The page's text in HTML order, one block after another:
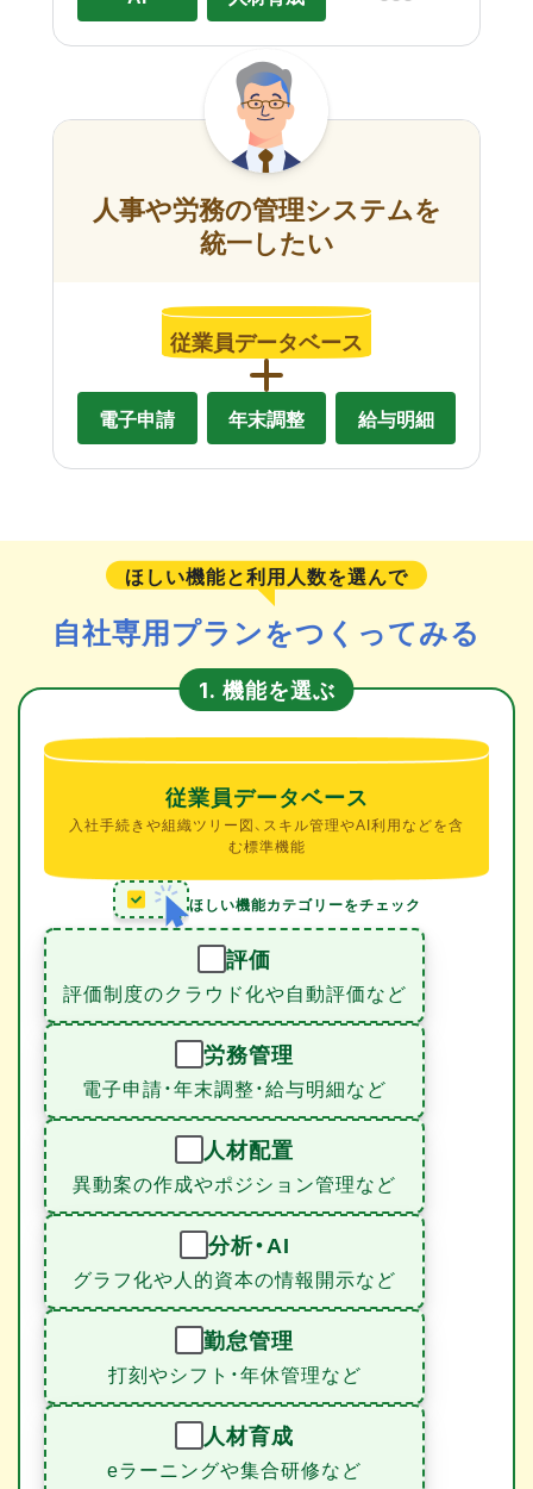
人事や労務の管理システムを
統一したい
従業員データベース
電子申請 年末調整 給与明細
ほしい機能と利用人数を選んで
自社専用プランをつくってみる
1. 機能を選ぶ
従業員データベース
入社手続きや組織ツリー図、スキル管理やAI利用などを含
む標準機能
ほしい機能カテゴリーをチェック
評価
評価制度のクラウド化や自動評価など
労務管理
電子申請・年末調整・給与明細など
人材配置
異動案の作成やポジション管理など
分析・AI
グラフ化や人的資本の情報開示など
勤怠管理
打刻やシフト・年休管理など
人材育成
eラーニングや集合研修など